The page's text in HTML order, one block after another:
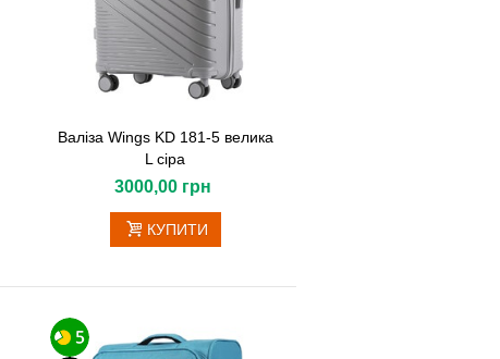
Валіза Wings KD 181-5 велика
L сіра
3000,00 грн
КУПИТИ